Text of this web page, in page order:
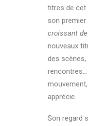
titres de cet
son premier
croissant
nouveaux
des
rencontres…
mouvement,
apprécie.
Son regard